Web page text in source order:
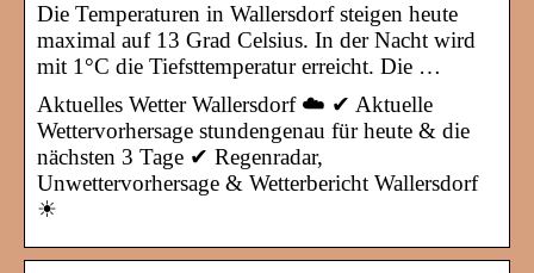
Die Temperaturen in Wallersdorf steigen heute
maximal auf 13 Grad Celsius. In der Nacht wird
mit 1°C die Tiefsttemperatur erreicht. Die …
Aktuelles Wetter Wallersdorf ☁️ ✔ Aktuelle
Wettervorhersage stundengenau für heute & die
nächsten 3 Tage ✔ Regenradar,
Unwettervorhersage & Wetterbericht Wallersdorf
☀